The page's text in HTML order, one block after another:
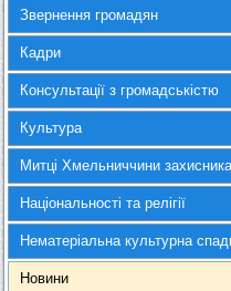
Звернення громадян
Кадри
Консультації з громадськістю
Культура
Митці Хмельниччини
Національності та релігії
Нематеріальна культурна
Новини